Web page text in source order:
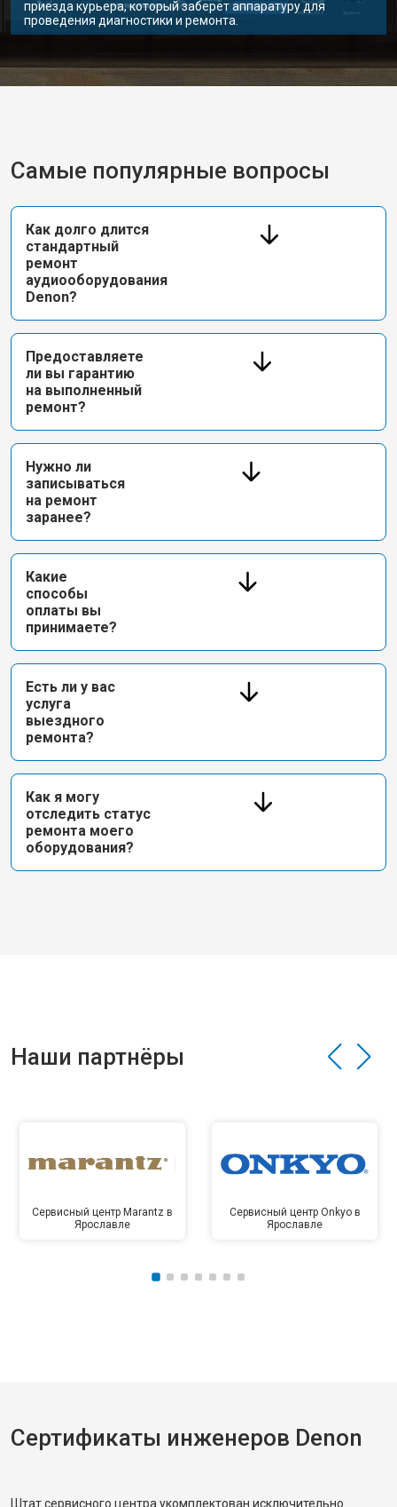
приезда курьера, который заберет аппаратуру для
проведения диагностики и ремонта.
Самые популярные вопросы
Как долго длится
стандартный
ремонт
аудиооборудования
Denon?
Предоставляете
ли вы гарантию
на выполненный
ремонт?
Нужно ли
записываться
на ремонт
заранее?
Какие
способы
оплаты вы
принимаете?
Есть ли у вас
услуга
выездного
ремонта?
Как я могу
отследить статус
ремонта моего
оборудования?
Наши партнёры
Сервисный центр Marantz в
Ярославле
Сервисный центр Onkyo в
Ярославле
Сертификаты инженеров Denon
Штат сервисного центра укомплектован исключительно